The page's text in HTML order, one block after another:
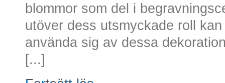
blommor som del i
utöver dess utsmyckade roll
använda sig av dessa
[...]